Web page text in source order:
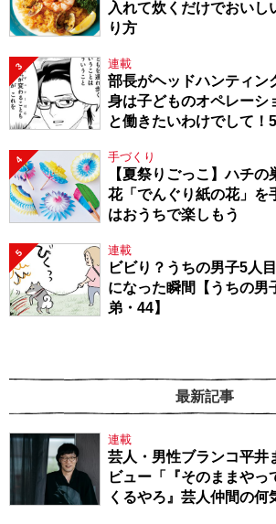
入れて炊くだけでおいし
り方
3 連載
部長がヘッドハンティン
身は子どものオペレーシ
と働きたいわけでして
4 手づくり
【夏祭りごっこ】ハチ
花「でんぐり紙の花」を
はおうちで楽しもう
5 連載
ビビり？うちの男子5人
になった瞬間【うちの男
弟・44】
最新記事
連載
芸人・男性ブランコ平井
ビュー「『そのままやっ
くるやろ』芸人仲間の何